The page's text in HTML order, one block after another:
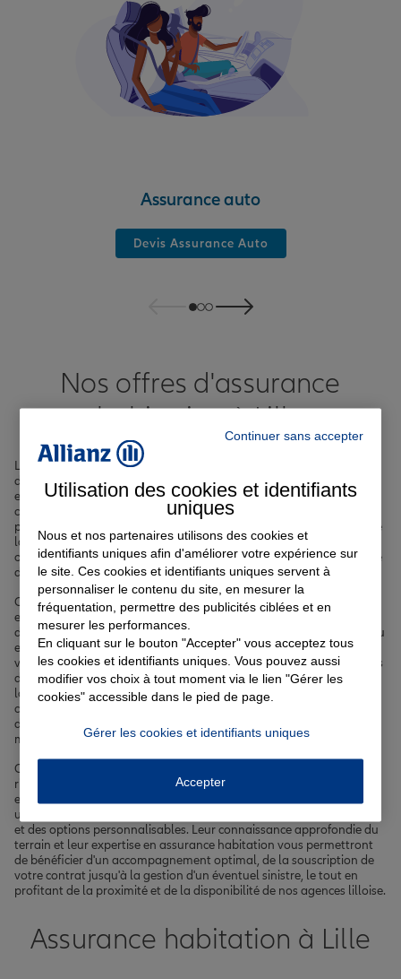
Assurance auto
Devis Assurance Auto
Nos offres d'assurance
habitation à Lille
Lorsque vous emménagez ou êtes déjà installé à Lille, ville
dynamique du Nord de la France réputée pour sa richesse culturelle
et son ambiance chaleureuse, il est primordial de souscrire un
contrat d'
assurance habitation adapté à votre situation. Avec ses
plus de 230 000 habitants, ses monuments emblématiques tels que
la Grand Place, le Vieux-Lille et la Citadelle, ainsi que son climat
océanique parfois capricieux, Lille nécessite une protection optimale
de votre logement face aux aléas du quotidien.
Chez Allianz, nous mettons à votre disposition des agents
expérimentés dans nos agences locales, réparties stratégiquement
dans les différents quartiers de Lille, comme Wazemmes, Vauban ou
encore Moulins. Ils sont prêts à vous accompagner dans le choix de
votreassurance habitation à Lille, en tenant compte des spécificités
de votre quartier et de votre situation personnelle. Que vous soyez
locataire d'un appartement étudiant dans le centre-ville animé,
colocataire d'un loft atypique dans le Vieux-Lille ou propriétaire
d'une maison familiale à Hellemmes, nous avons des solutions sur
mesure pour répondre à vos besoins spécifiques.
Conscients des particularités de chaque quartier lillois, comme les
risques d'inondation plus présents dans certaines zones ou les
enjeux liés à la sécurité dans d'autres, nos agents vous proposeront
une
et des options personnalisables. Leur connaissance approfondie du
terrain et leur expertise en assurance habitation vous permettront
de bénéficier d'un accompagnement optimal, de la souscription de
votre contrat jusqu'à la gestion d'un éventuel sinistre, le tout en
profitant de la proximité et de la disponibilité de nos agences lilloise.
Assurance habitation à Lille
Continuer sans accepter
Utilisation des cookies et identifiants
uniques
Nous et nos partenaires utilisons des cookies et
identifiants uniques afin d'améliorer votre expérience sur
le site. Ces cookies et identifiants uniques servent à
personnaliser le contenu du site, en mesurer la
fréquentation, permettre des publicités ciblées et en
mesurer les performances.
En cliquant sur le bouton "Accepter" vous acceptez tous
les cookies et identifiants uniques. Vous pouvez aussi
modifier vos choix à tout moment via le lien "Gérer les
cookies" accessible dans le pied de page.
Gérer les cookies et identifiants uniques
Accepter